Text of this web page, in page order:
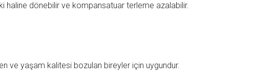
haline dönebilir ve kompansatuar terleme azalabilir.
ve yaşam kalitesi bozulan bireyler için uygundur.